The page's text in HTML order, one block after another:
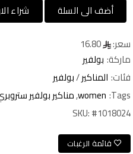
أضف الى السلة
شراء
سعر:
ماركة: بولفير
فئات: المناكير/بولفير
Tags:
women
,مناكير بولفير ستروبري
SKU:#1018024
قائمة الرغبات